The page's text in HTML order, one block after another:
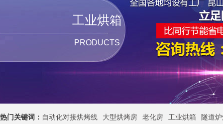
工业烘箱
PRODUCTS
热门关键词： 自动化对接烘烤线 大型烘烤房 老化房 工业烘箱 隧道